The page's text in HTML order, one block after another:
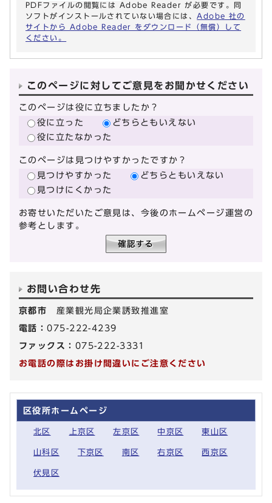
PDFファイルの閲覧には Adobe Reader が必要です。同
ソフトがインストールされていない場合には、 Adobe 社の
サイトから Adobe Reader をダウンロード（無償）して
ください。
このページに対してご意見をお聞かせください
このページは役に立ちましたか？
役に立った
どちらともいえない
役に立たなかった
このページは見つけやすかったですか？
見つけやすかった
どちらともいえない
見つけにくかった
お寄せいただいたご意見は、今後のホームページ運営の
参考とします。
お問い合わせ先
京都市 産業観光局企業誘致推進室
電話：075-222-4239
ファックス： 075-222-3331
お電話の際はお掛け間違いにご注意ください
区役所ホームページ
北区 上京区 左京区 中京区 東山区
山科区 下京区 南区 右京区 西京区
伏見区